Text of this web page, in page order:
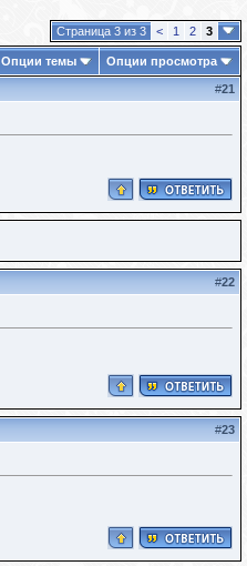
Страница 3 из 3 < 1 2 3
Опции темы Опции просмотра
#21
#22
#23